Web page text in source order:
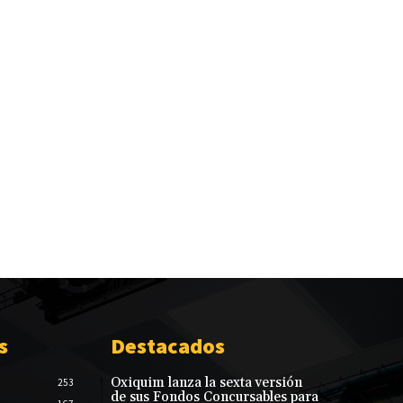
253
Destacados
Oxiquim lanza la sexta versión
de sus Fondos Concursables para